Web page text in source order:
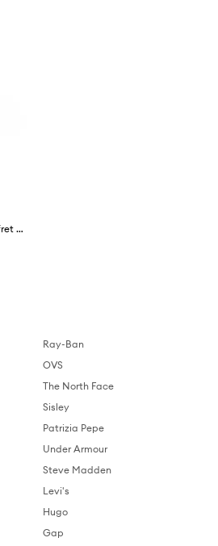
Omeide set diy sapone Coffret Savon Omeide 5 x 80 g
Ray-Ban
OVS
The North Face
Sisley
Patrizia Pepe
Under Armour
Steve Madden
Levi's
Hugo
Gap